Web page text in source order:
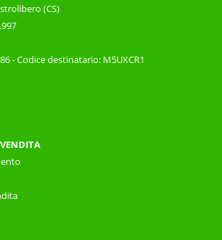
(CS)
- Codice destinatario: M5UXCR1